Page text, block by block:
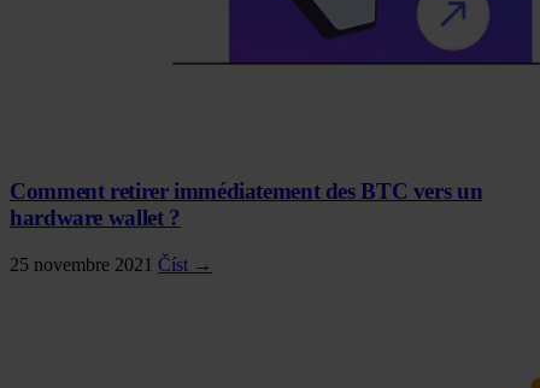
Comment retirer immédiatement des BTC vers un
hardware wallet ?
25 novembre 2021 Číst →